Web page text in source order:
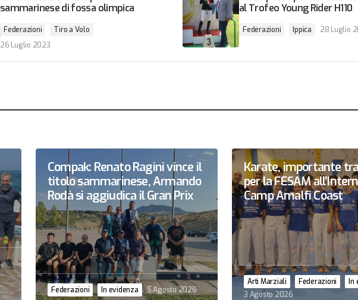
sammarinese di fossa olimpica
Federazioni
Tiro a Volo
26 Luglio 2023
al Trofeo Young Rider H110
Federazioni Ippica 28 Luglio
Compak: Renato Ragini vince il
titolo sammarinese, Armando
Rodà si aggiudica il Gran Prix
Federazioni In evidenza 5 Agosto 2026
Karate, importante
per la FESAM
Camp Amalfi Coast
Arti Marziali Federazioni
In
3 Agosto 2026